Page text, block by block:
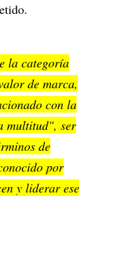
la categoría
de marca,
con la
multitud", ser
de
por
y liderar ese